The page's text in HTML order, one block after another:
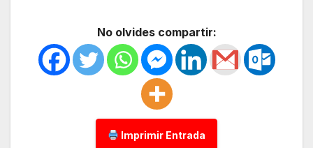
No olvides compartir:
Imprimir Entrada